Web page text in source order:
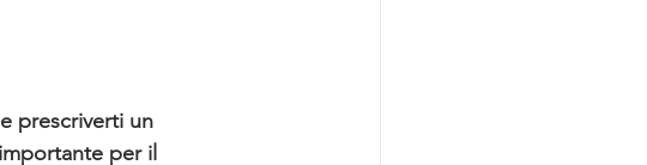
prescriverti un
per il